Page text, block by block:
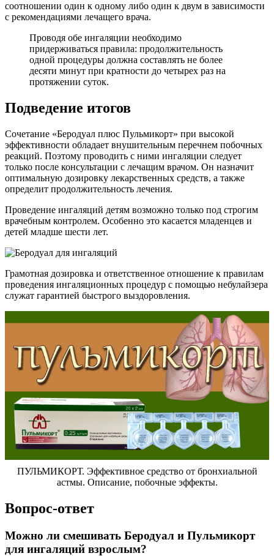
соотношении один к одному либо один к двум в зависимости
с рекомендациями лечащего врача.
Проводя обе ингаляции необходимо
придерживаться правила: продолжительность
одной процедуры должна составлять не более
десяти минут при кратности до четырех раз на
протяжении суток.
Подведение итогов
Сочетание «Беродуал плюс Пульмикорт» при высокой
эффективности обладает внушительным перечнем побочных
реакций. Поэтому проводить с ними ингаляции следует
только после консультации с лечащим врачом. Он назначит
оптимальную дозировку лекарственных средств, а также
определит продолжительность лечения.
Проведение ингаляций детям возможно только под строгим
врачебным контролем. Особенно это касается младенцев и
детей младше шести лет.
Грамотная дозировка и ответственное отношение к правилам
проведения ингаляционных процедур с помощью небулайзера
служат гарантией быстрого выздоровления.
ПУЛЬМИКОРТ. Эффективное средство от бронхиальной
астмы. Описание, побочные эффекты.
Вопрос-ответ
Можно ли смешивать Беродуал и Пульмикорт
для ингаляций взрослым?